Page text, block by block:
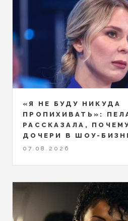
«Я НЕ БУДУ НИКУДА
ПРОПИХИВАТЬ»:
РАССКАЗАЛА,
ДОЧЕРИ В ШОУ-
07.08.2026